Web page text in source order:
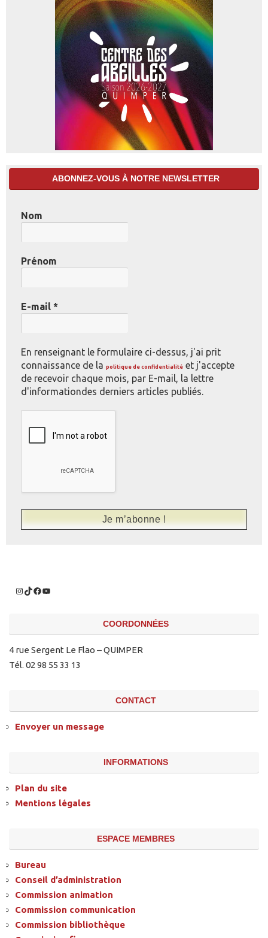
ABONNEZ-VOUS À NOTRE NEWSLETTER
Nom
Prénom
E-mail *
En renseignant le formulaire ci-dessus, j'ai prit
connaissance de la politique de confidentialité et j'accepte
de recevoir chaque mois, par E-mail, la lettre
d'informationdes derniers articles publiés.
COORDONNÉES
4 rue Sergent Le Flao – QUIMPER
Tél. 02 98 55 33 13
CONTACT
Envoyer un message
INFORMATIONS
Plan du site
Mentions légales
ESPACE MEMBRES
Bureau
Conseil d’administration
Commission animation
Commission communication
Commission bibliothèque